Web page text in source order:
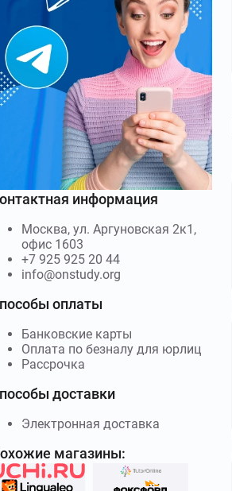
информация
Москва, ул. Аргуновская 2к1,
офис 1603
+7 925 925 20 44
info@onstudy.org
оплаты
Банковские карты
Оплата по безналу для юрлиц
Рассрочка
доставки
Электронная доставка
магазины: